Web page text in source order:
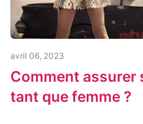
avril 06, 2023
Comment assurer
tant que femme ?